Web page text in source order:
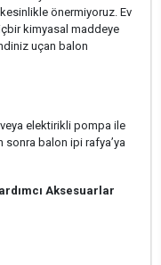
önermiyoruz. Ev
kimyasal maddeye
uçan balon
veya elektirikli pompa ile
sonra balon ipi rafya’ya
Aksesuarlar